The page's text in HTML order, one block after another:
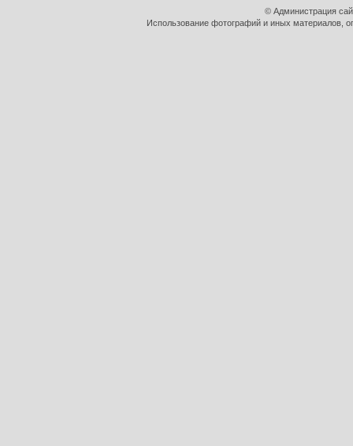
© Администрация
Использование фотографий и иных материалов,